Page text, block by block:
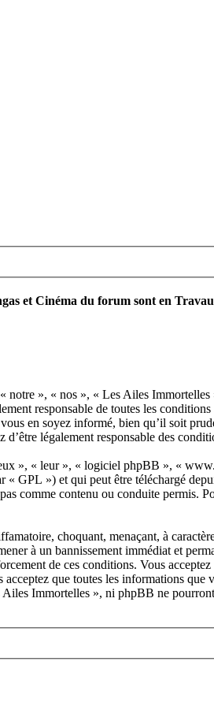
et Cinéma du forum sont en
», « nos », « Les Ailes
responsable de toutes les
en soyez informé, bien qu’il soit
légalement responsable des
», « leur », « logiciel phpBB », «
« GPL ») et qui peut être téléchargé
comme contenu ou conduite
choquant, menaçant, à
à un bannissement immédiat et
de ces conditions. Vous
que toutes les informations
Immortelles », ni phpBB ne